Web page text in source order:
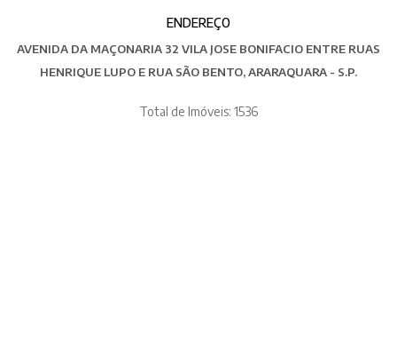
ENDEREÇO
AVENIDA DA MAÇONARIA 32 VILA JOSE BONIFACIO ENTRE RUAS
HENRIQUE LUPO E RUA SÃO BENTO, ARARAQUARA - S.P.
Total de Imóveis: 1536